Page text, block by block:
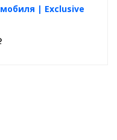
| Exclusive